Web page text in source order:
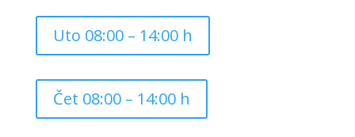
Uto 08:00 – 14:00 h
Čet 08:00 – 14:00 h